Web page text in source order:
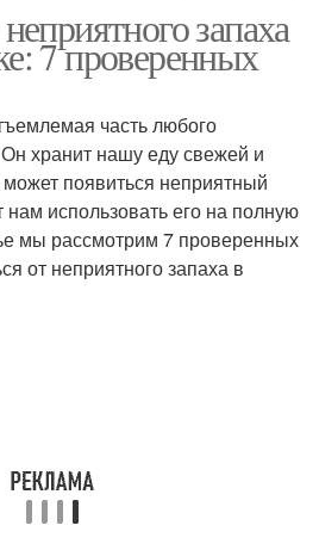
Средство от комаров
Средства от комаров
запаха
7 проверенных
часть любого
хранит нашу еду свежей и
появиться неприятный
использовать его на полную
мы рассмотрим 7 проверенных
от неприятного запаха в